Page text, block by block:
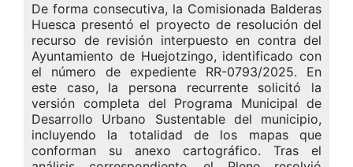
De forma consecutiva, la Comisionada Balderas
Huesca presentó el proyecto de resolución del
recurso de revisión interpuesto en contra del
Ayuntamiento de Huejotzingo, identificado con
el número de expediente RR-0793/2025. En
este caso, la persona recurrente solicitó la
versión completa del Programa Municipal de
Desarrollo Urbano Sustentable del municipio,
incluyendo la totalidad de los mapas que
conforman su anexo cartográfico. Tras el